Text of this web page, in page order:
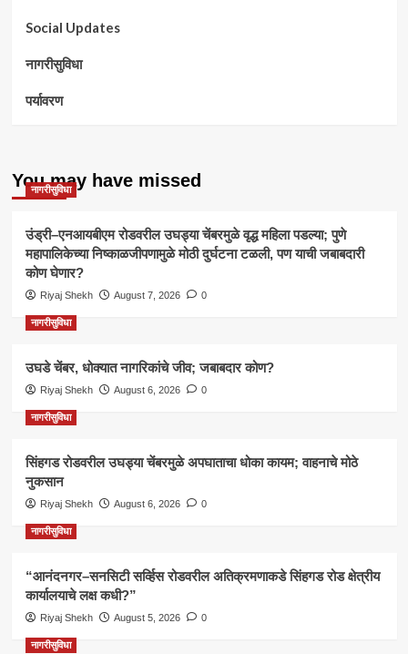
Social Updates
नागरीसुविधा
पर्यावरण
You may have missed
नागरीसुविधा
उंड्री–एनआयबीएम रोडवरील उघड्या चेंबरमुळे वृद्ध महिला पडल्या; पुणे
महापालिकेच्या निष्काळजीपणामुळे मोठी दुर्घटना टळली, पण याची जबाबदारी
कोण घेणार?
Riyaj Shekh August 7, 2026 0
नागरीसुविधा
उघडे चेंबर, धोक्यात नागरिकांचे जीव; जबाबदार कोण?
Riyaj Shekh August 6, 2026 0
नागरीसुविधा
सिंहगड रोडवरील उघड्या चेंबरमुळे अपघाताचा धोका कायम; वाहनाचे मोठे
नुकसान
Riyaj Shekh August 6, 2026 0
नागरीसुविधा
“आनंदनगर–सनसिटी सर्व्हिस रोडवरील अतिक्रमणाकडे सिंहगड रोड क्षेत्रीय
कार्यालयाचे लक्ष कधी?”
Riyaj Shekh August 5, 2026 0
नागरीसुविधा